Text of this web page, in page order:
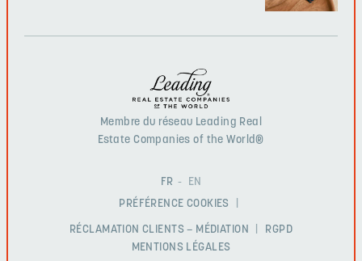
Membre du réseau Leading Real
Estate Companies of the World®
FR
EN
PRÉFÉRENCE COOKIES
RÉCLAMATION CLIENTS – MÉDIATION
RGPD
MENTIONS LÉGALES